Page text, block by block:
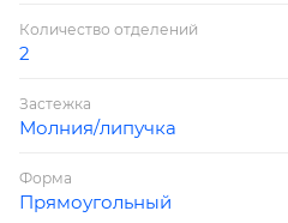
Количество отделений
2
Застежка
Молния/липучка
Форма
Прямоугольный